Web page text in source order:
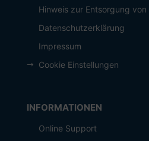
Hinweis zur Entsorgung
Datenschutzerklärung
Impressum
Cookie Einstellungen
INFORMATIONEN
Online Support